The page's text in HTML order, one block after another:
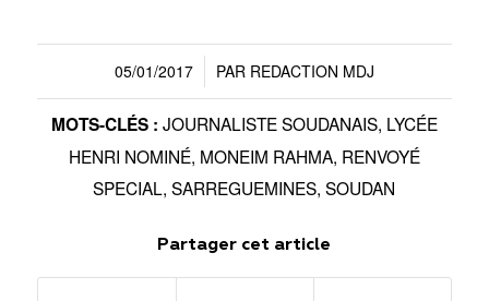
05/01/2017
/ PAR REDACTION MDJ
MOTS-CLÉS : JOURNALISTE SOUDANAIS, LYCÉE
HENRI NOMINÉ, MONEIM RAHMA, RENVOYÉ
SPECIAL,SARREGUEMINES,SOUDAN
Partager cet article